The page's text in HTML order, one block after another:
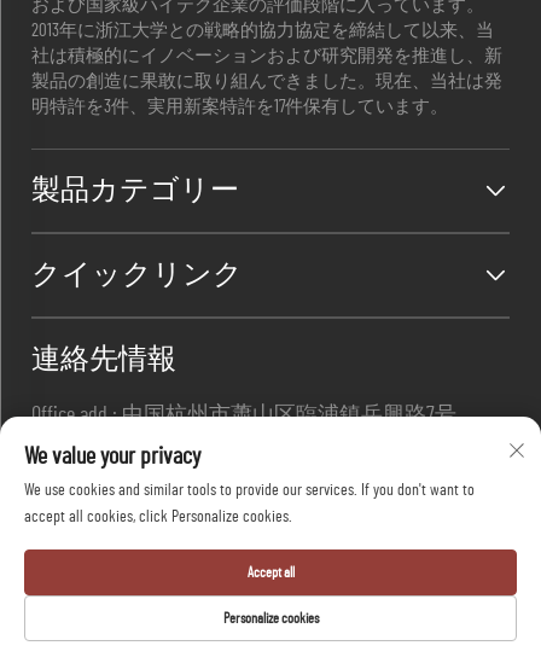
および国家級ハイテク企業の評価段階に入っています。
2013年に浙江大学との戦略的協力協定を締結して以来、当
社は積極的にイノベーションおよび研究開発を推進し、新
製品の創造に果敢に取り組んできました。現在、当社は発
明特許を3件、実用新案特許を17件保有しています。
製品カテゴリー
クイックリンク
連絡先情報
Office add : 中国杭州市蕭山区臨浦鎮岳興路7号
メール:[email protected]
連絡先:+86-13967169961
Copyright © 杭州大方安全株式会社 全著作権所有
- プライバシーポリシー- ブログ
We value your privacy
We use cookies and similar tools to provide our services. If you don't want to
accept all cookies, click Personalize cookies.
Personalize cookies
Accept all